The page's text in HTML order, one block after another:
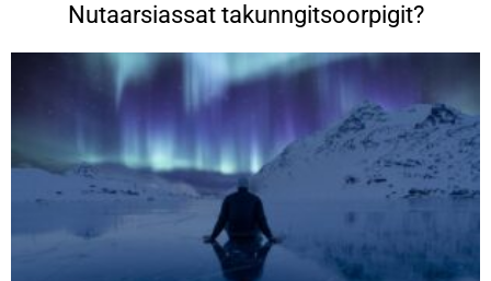
Nutaarsiassat takunngitsoorpigit?